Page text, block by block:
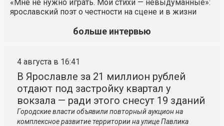
«Мне не нужно играть. Мои стихи — невыдуманные»:
ярославский поэт о честности на сцене и в жизни
больше интервью
4 августа в 16:41
В Ярославле за 21 миллион рублей
отдают под застройку квартал у
вокзала — ради этого снесут 19 зданий
Городские власти объявили повторный аукцион на
комплексное развитие территории на улице Павлика